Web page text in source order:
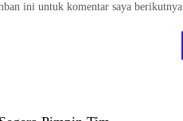
ini untuk komentar saya berikutnya.